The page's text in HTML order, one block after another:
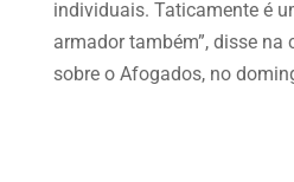
individuais. Taticamente é
armador também”, disse
sobre o Afogados, no